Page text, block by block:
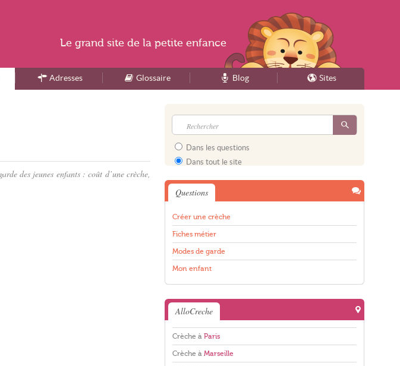
Adresses Glossaire Blog Sites
des jeunes enfants : coût d’une crèche,
Dans les questions
Dans tout le site
Questions
Créer une crèche
Fiches métier
Modes de garde
Mon enfant
AlloCreche
Crèche à Paris
Crèche à Marseille
Le grand site de la petite enfance